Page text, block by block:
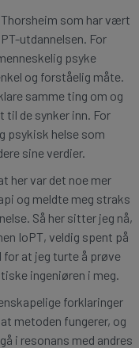
som har vært
utdannelsen. For
psyke
og forståelig måte.
samme ting om og
til de synker inn. For
psykisk helse som
sine verdier.
her var det noe mer
og meldte meg straks
Så her sitter jeg nå,
IoPT, veldig spent på
for at jeg turte å prøve
ingeniøren i meg.
forklaringer
metoden fungerer, og
i resonans med andres